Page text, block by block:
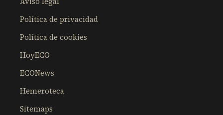
Política de privacidad
Política de cookies
HoyECO
ECONews
Hemeroteca
Sitemaps